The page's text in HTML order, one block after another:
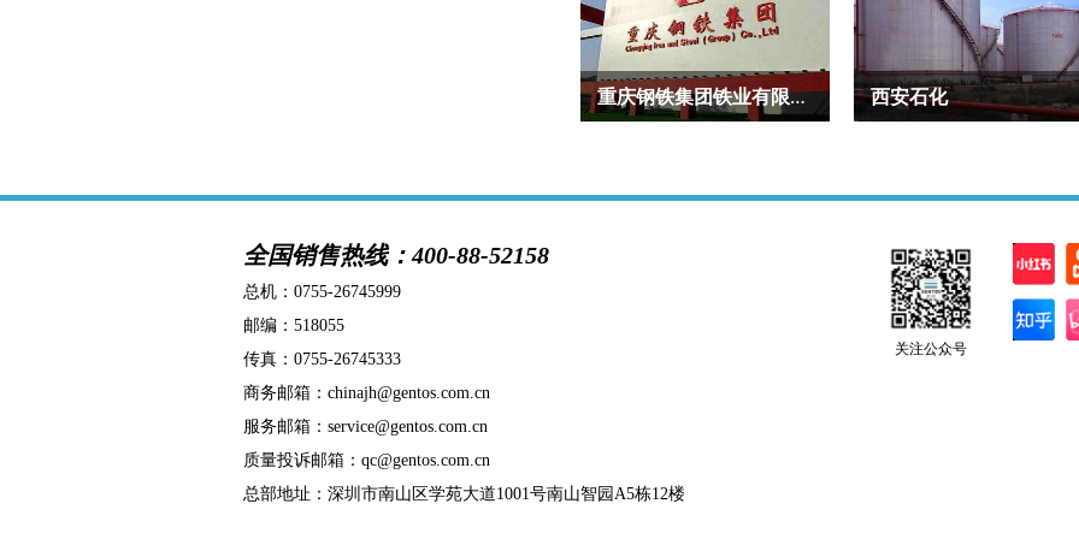
重庆钢铁集团铁业有限公司 西安石化
全国销售热线：400-88-52158
总机： 0755-26745999
邮编：518055
传真：0755-26745333
商务邮箱：chinajh@gentos.com.cn
服务邮箱：service@gentos.com.cn
质量投诉邮箱：qc@gentos.com.cn
总部地址：深圳市南山区学苑大道1001号南山智园A5栋12楼
关注公众号